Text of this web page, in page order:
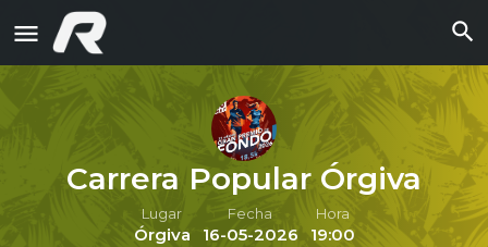
Carrera Popular Órgiva
Lugar
Órgiva
Fecha
16-05-2026
Hora
19:00